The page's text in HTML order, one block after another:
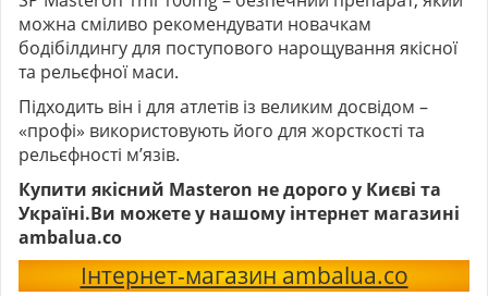
можна сміливо рекомендувати новачкам
бодібілдингу для поступового нарощування якісної
та рельєфної маси.
Підходить він і для атлетів із великим досвідом –
«профі» використовують його для жорсткості та
рельєфності м’язів.
Купити якісний Masteron не дорого у Києві та
Україні.Ви можете у нашому інтернет магазині
ambalua.co
Інтернет-магазин ambalua.co